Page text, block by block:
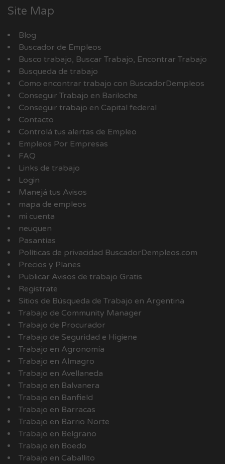
Site Map
Blog
Buscador de Empleos
Busco trabajo, Buscar Trabajo, Encontrar Trabajo
Busqueda de trabajo
Como encontrar trabajo con BuscadorDempleos
Conseguir Trabajo en Bariloche
Conseguir trabajo en Capital federal
Contacto
Controlá tus alertas de Empleo
Empleos Por Empresas
FAQ
Links de trabajo
Login
Manejá tus Avisos
mapa de empleos
mi cuenta
neuquen
Pasantías
Políticas de privacidad BuscadorDempleos.com
Precios y Planes
Publicar Avisos de trabajo Gratis
Registrate
Sitios de Búsqueda de Trabajo en Argentina
Trabajo de Community Manager
Trabajo de Procurador
Trabajo de Seguridad e Higiene
Trabajo en Agronomía
Trabajo en Almagro
Trabajo en Avellaneda
Trabajo en Balvanera
Trabajo en Banfield
Trabajo en Barracas
Trabajo en Barrio Norte
Trabajo en Belgrano
Trabajo en Boedo
Trabajo en Caballito